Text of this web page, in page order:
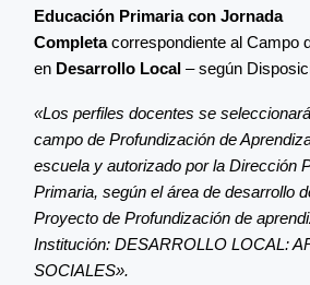
Educación Primaria con Jornada
Completacorrespondiente al Campo
en Desarrollo Local – según
«Los perfiles docentes se
campo de Profundización de
escuela y autorizado por la Dirección
Primaria, según el área de desarrollo
Proyecto de Profundización de
Institución: DESARROLLO LOCAL:
SOCIALES».